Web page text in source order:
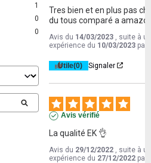
1
0
0
Tres bien et en plus pas
du tous comparé a
Avis du 14/03/2023
, suite à
expérience du 10/03/2023 par
Utile(0) Signaler
Avis vérifié
La qualité EK 👌
Avis du 29/12/2022
, suite à
expérience du 27/12/2022 par